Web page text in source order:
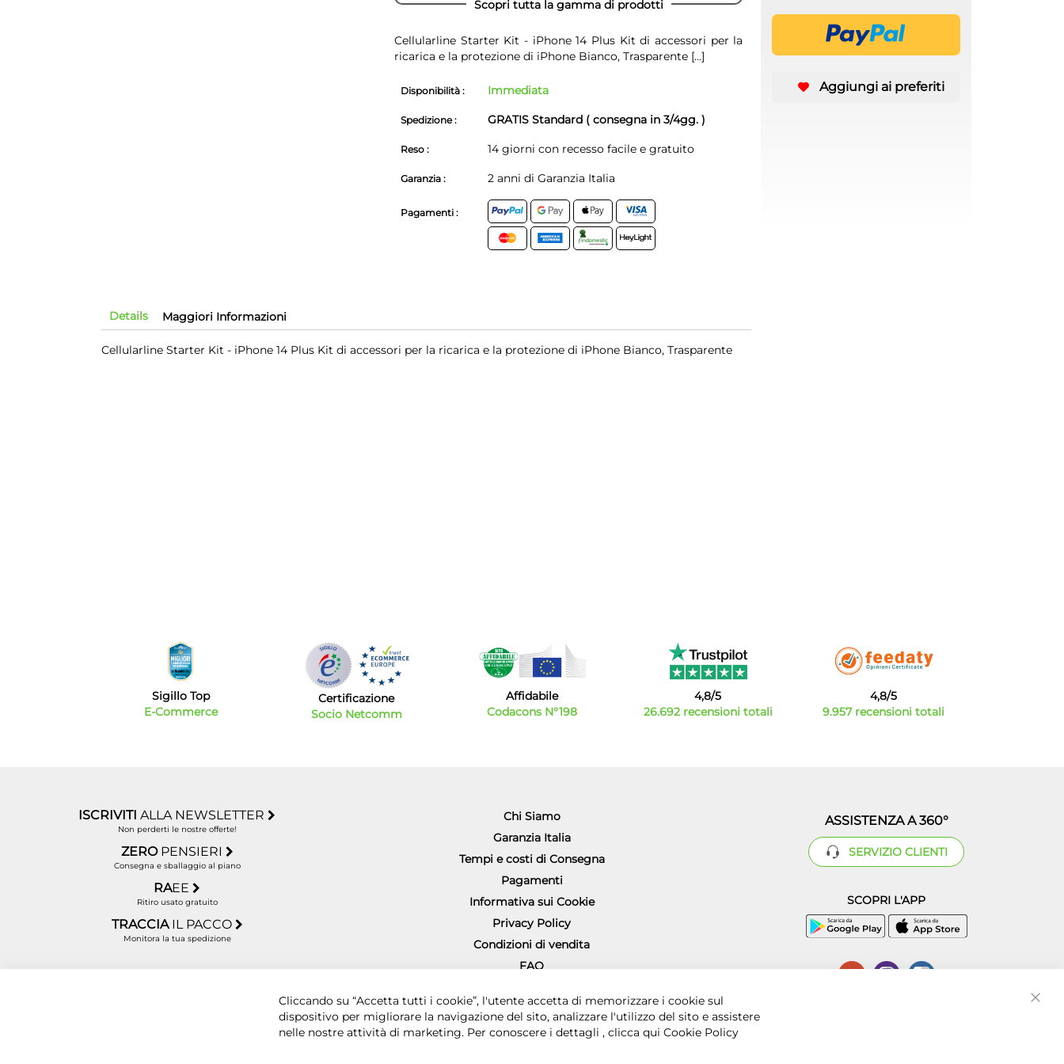
Scopri tutta la gamma di prodotti
Cellularline Starter Kit - iPhone 14 Plus Kit di accessori per la
ricarica e la protezione di iPhone Bianco, Trasparente [...]
Disponibilità : Immediata
Spedizione : GRATIS Standard ( consegna in 3/4gg. )
Reso : 14 giorni con recesso facile e gratuito
Garanzia : 2 anni di Garanzia Italia
Pagamenti :
Aggiungi ai preferiti
Details
Cellularline Starter Kit - iPhone 14 Plus Kit di accessori per la ricarica e la protezione di iPhone Bianco, Trasparente
Maggiori Informazioni
Sigillo Top
E-Commerce
Certificazione
Socio Netcomm
Affidabile
Codacons N°198
4,8/5
26.692 recensioni totali
4,8/5
9.957 recensioni totali
ISCRIVITIALLA NEWSLETTER
Non perderti le nostre offerte!
ZERO PENSIERI
Consegna e sballaggio al piano
RAEE
Ritiro usato gratuito
TRACCIA IL PACCO
Monitora la tua spedizione
Chi Siamo
Garanzia Italia
Tempi e costi di Consegna
Pagamenti
Informativa sui Cookie
Privacy Policy
Condizioni di vendita
FAQ
ASSISTENZA A 360°
SERVIZIO CLIENTI
SCOPRI L'APP